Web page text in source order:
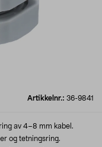
Artikkelnr.: 36-9841
av 4–8 mm kabel.
og tetningsring.